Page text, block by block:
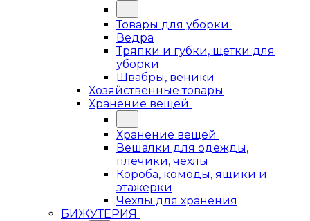
Товары для уборки
Ведра
Тряпки и губки, щетки для
уборки
Швабры, веники
Хозяйственные товары
Хранение вещей
Хранение вещей
Вешалки для одежды,
плечики, чехлы
Короба, комоды, ящики и
этажерки
Чехлы для хранения
БИЖУТЕРИЯ